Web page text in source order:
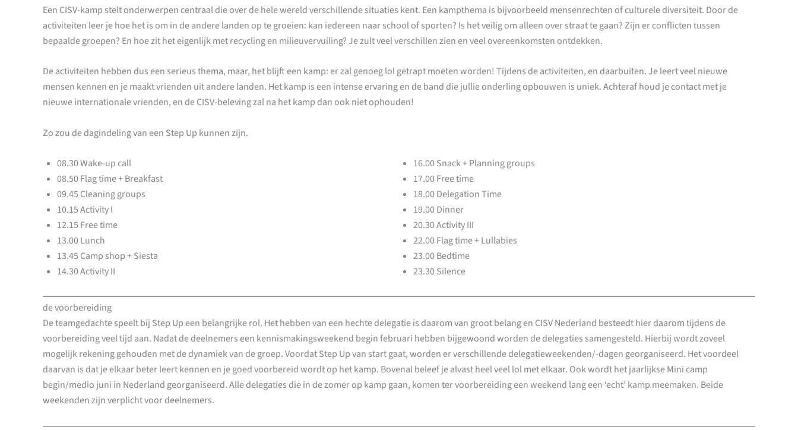
Een CISV-kamp stelt onderwerpen centraal die over de hele wereld verschillende situaties kent. Een kampthema is bijvoorbeeld mensenrechten of culturele diversiteit. Door de
activiteiten leer je hoe het is om in de andere landen op te groeien: kan iedereen naar school of sporten? Is het veilig om alleen over straat te gaan? Zijn er conflicten tussen
bepaalde groepen? En hoe zit het eigenlijk met recycling en milieuvervuiling? Je zult veel verschillen zien en veel overeenkomsten ontdekken.
De activiteiten hebben dus een serieus thema, maar, het blijft een kamp: er zal genoeg lol getrapt moeten worden! Tijdens de activiteiten, en daarbuiten. Je leert veel nieuwe
mensen kennen en je maakt vrienden uit andere landen. Het kamp is een intense ervaring en de band die jullie onderling opbouwen is uniek. Achteraf houd je contact met je
nieuwe internationale vrienden, en de CISV-beleving zal na het kamp dan ook niet ophouden!
Zo zou de dagindeling van een Step Up kunnen zijn.
08.30 Wake-up call
08.50 Flag time + Breakfast
09.45 Cleaning groups
10.15 Activity I
12.15 Free time
13.00 Lunch
13.45 Camp shop + Siesta
14.30 Activity II
16.00 Snack + Planning groups
17.00 Free time
18.00 Delegation Time
19.00 Dinner
20.30 Activity III
22.00 Flag time + Lullabies
23.00 Bedtime
23.30 Silence
de voorbereiding
De teamgedachte speelt bij Step Up een belangrijke rol. Het hebben van een hechte delegatie is daarom van groot belang en CISV Nederland besteedt hier daarom tijdens de
voorbereiding veel tijd aan. Nadat de deelnemers een kennismakingsweekend begin februari hebben bijgewoond worden de delegaties samengesteld. Hierbij wordt zoveel
mogelijk rekening gehouden met de dynamiek van de groep. Voordat Step Up van start gaat, worden er verschillende delegatieweekenden/-dagen georganiseerd. Het voordeel
daarvan is dat je elkaar beter leert kennen en je goed voorbereid wordt op het kamp. Bovenal beleef je alvast heel veel lol met elkaar. Ook wordt het jaarlijkse Mini camp
begin/medio juni in Nederland georganiseerd. Alle delegaties die in de zomer op kamp gaan, komen ter voorbereiding een weekend lang een ‘echt’ kamp meemaken. Beide
weekenden zijn verplicht voor deelnemers.